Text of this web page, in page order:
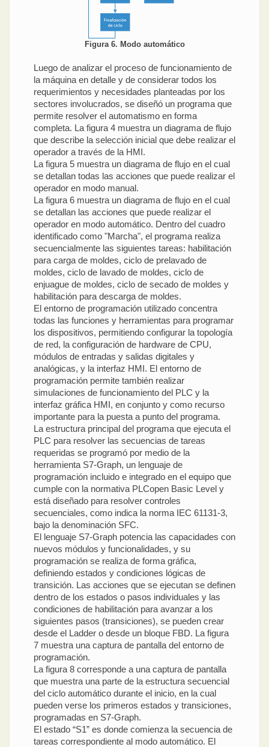
Figura 6. Modo automático
Luego de analizar el proceso de funcionamiento de
la máquina en detalle y de considerar todos los
requerimientos y necesidades planteadas por los
sectores involucrados, se diseñó un programa que
permite resolver el automatismo en forma
completa. La figura 4 muestra un diagrama de flujo
que describe la selección inicial que debe realizar el
operador a través de la HMI.
La figura 5 muestra un diagrama de flujo en el cual
se detallan todas las acciones que puede realizar el
operador en modo manual.
La figura 6 muestra un diagrama de flujo en el cual
se detallan las acciones que puede realizar el
operador en modo automático. Dentro del cuadro
identificado como "Marcha", el programa realiza
secuencialmente las siguientes tareas: habilitación
para carga de moldes, ciclo de prelavado de
moldes, ciclo de lavado de moldes, ciclo de
enjuague de moldes, ciclo de secado de moldes y
habilitación para descarga de moldes.
El entorno de programación utilizado concentra
todas las funciones y herramientas para programar
los dispositivos, permitiendo configurar la topología
de red, la configuración de hardware de CPU,
módulos de entradas y salidas digitales y
analógicas, y la interfaz HMI. El entorno de
programación permite también realizar
simulaciones de funcionamiento del PLC y la
interfaz gráfica HMI, en conjunto y como recurso
importante para la puesta a punto del programa.
La estructura principal del programa que ejecuta el
PLC para resolver las secuencias de tareas
requeridas se programó por medio de la
herramienta S7-Graph, un lenguaje de
programación incluido e integrado en el equipo que
cumple con la normativa PLCopen Basic Level y
está diseñado para resolver controles
secuenciales, como indica la norma IEC 61131-3,
bajo la denominación SFC.
El lenguaje S7-Graph potencia las capacidades con
nuevos módulos y funcionalidades, y su
programación se realiza de forma gráfica,
definiendo estados y condiciones lógicas de
transición. Las acciones que se ejecutan se definen
dentro de los estados o pasos individuales y las
condiciones de habilitación para avanzar a los
siguientes pasos (transiciones), se pueden crear
desde el Ladder o desde un bloque FBD. La figura
7 muestra una captura de pantalla del entorno de
programación.
La figura 8 corresponde a una captura de pantalla
que muestra una parte de la estructura secuencial
del ciclo automático durante el inicio, en la cual
pueden verse los primeros estados y transiciones,
programadas en S7-Graph.
El estado “S1” es donde comienza la secuencia de
tareas correspondiente al modo automático. El